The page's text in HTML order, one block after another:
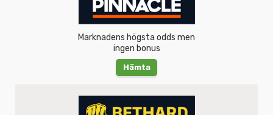
Marknadens högsta odds men
ingen bonus
Hämta